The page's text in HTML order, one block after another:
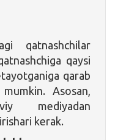
qatnashchilar
qaysi
qarab
Asosan,
mediyadan
kerak.